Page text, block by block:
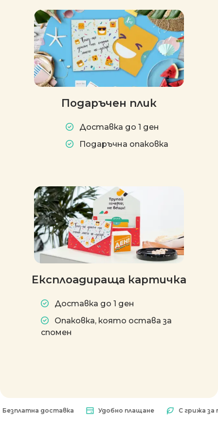
Подаръчен плик
Доставка до 1 ден
Подаръчна опаковка
Експлоадираща картичка
Доставка до 1 ден
Опаковка, която остава за
спомен
доставка Удобно плащане С грижа за